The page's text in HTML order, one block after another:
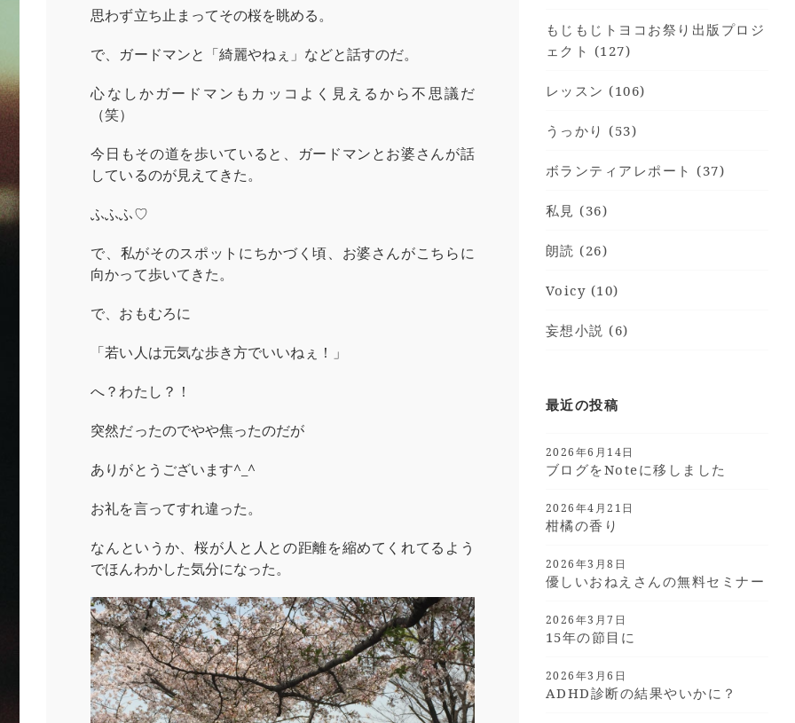
思わず立ち止まってその桜を眺める。
で、ガードマンと「綺麗やねぇ」などと話すのだ。
心なしかガードマンもカッコよく見えるから不思議だ
（笑）
今日もその道を歩いていると、ガードマンとお婆さんが話
しているのが見えてきた。
ふふふ♡
で、私がそのスポットにちかづく頃、お婆さんがこちらに
向かって歩いてきた。
で、おもむろに
「若い人は元気な歩き方でいいねぇ！」
へ？わたし？！
突然だったのでやや焦ったのだが
ありがとうございます^_^
お礼を言ってすれ違った。
なんというか、桜が人と人との距離を縮めてくれてるよう
でほんわかした気分になった。
もじもじトヨコお祭り出版プロジ
ェクト (127)
レッスン (106)
うっかり (53)
ボランティアレポート (37)
私見 (36)
朗読 (26)
Voicy (10)
妄想小説 (6)
最近の投稿
2026年6月14日
ブログをnoteに移しました
2026年4月21日
柑橘の香り
2026年3月8日
優しいおねえさんの無料セミナー
2026年3月7日
15年の節目に
2026年3月6日
ADHD診断の結果やいかに？